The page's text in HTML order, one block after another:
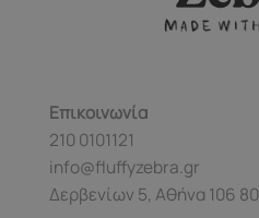
Επικοινωνία
210 0101121
info@fluffyzebra.gr
Δερβενίων 5, Αθήνα 106 80